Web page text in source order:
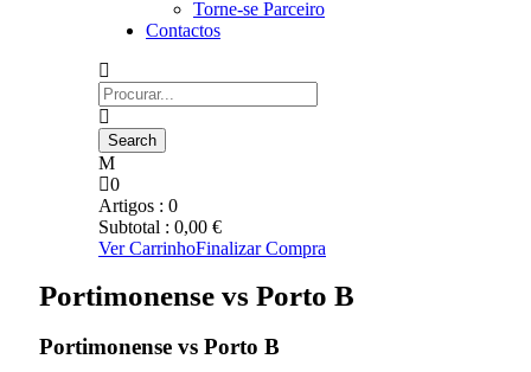
Torne-se Parceiro
Contactos
0
Artigos : 0
Subtotal : 0,00 €
Ver CarrinhoFinalizar Compra
Portimonense vs Porto B
Portimonense vs Porto B